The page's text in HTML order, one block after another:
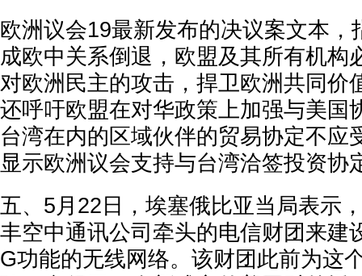
欧洲议会19最新发布的决议案文本，
成欧中关系倒退，欧盟及其所有机构
对欧洲民主的攻击，捍卫欧洲共同价
还呼吁欧盟在对华政策上加强与美国
台湾在内的区域伙伴的贸易协定不应
显示欧洲议会支持与台湾洽签投资协
五、5月22日，埃塞俄比亚当局表示
丰空中通讯公司牵头的电信财团来建
G功能的无线网络。该财团此前为这